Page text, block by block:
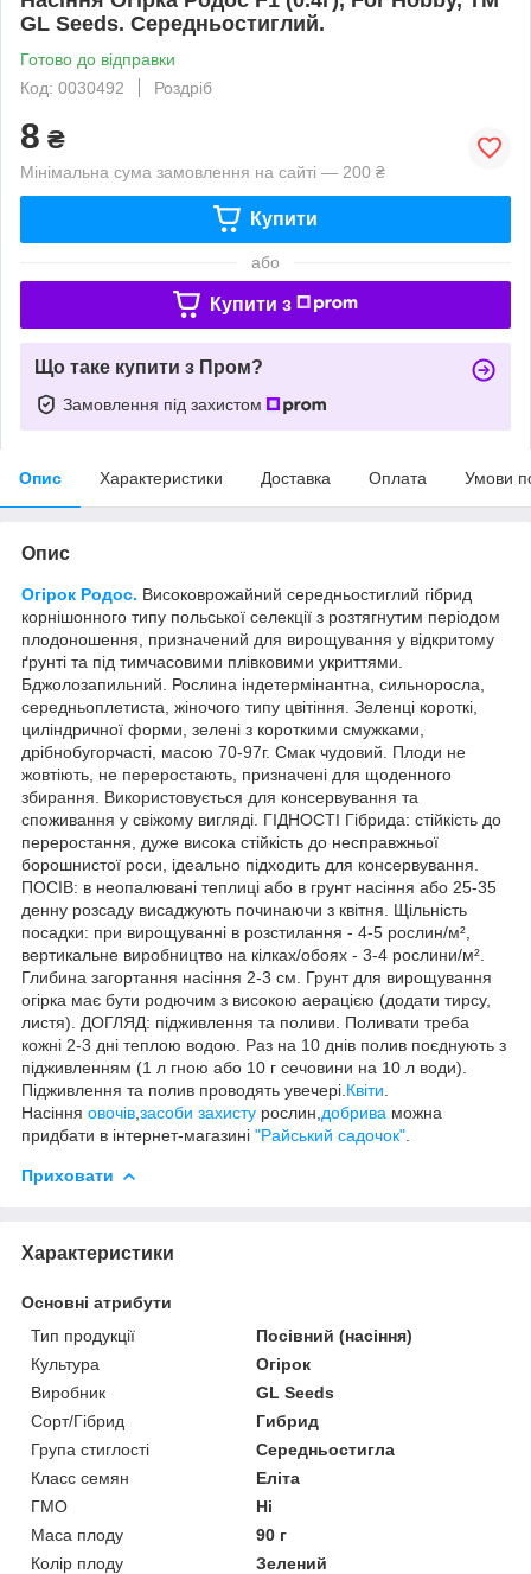
GL Seeds. Середньостиглий.
Готово до відправки
Код: 0030492
Роздріб
8 ₴
Мінімальна сума замовлення на сайті — 200 ₴
Купити
або
Купити з
Що таке купити з Пром?
Замовлення під захистом
Опис Характеристики Доставка Оплата Умови
Опис
Огірок Родос. Високоврожайний середньостиглий гібрид
корнішонного типу польської селекції з розтягнутим періодом
плодоношення, призначений для вирощування у відкритому
ґрунті та під тимчасовими плівковими укриттями.
Бджолозапильний. Рослина індетермінантна, сильноросла,
середньоплетиста, жіночого типу цвітіння. Зеленці короткі,
циліндричної форми, зелені з короткими смужками,
дрібнобугорчасті, масою 70-97г. Смак чудовий. Плоди не
жовтіють, не переростають, призначені для щоденного
збирання. Використовується для консервування та
споживання у свіжому вигляді. ГІДНОСТІ Гібрида: стійкість до
переростання, дуже висока стійкість до несправжньої
борошнистої роси, ідеально підходить для консервування.
ПОСІВ: в неопалювані теплиці або в грунт насіння або 25-35
денну розсаду висаджують починаючи з квітня. Щільність
посадки: при вирощуванні в розстилання - 4-5 рослин/м²,
вертикальне виробництво на кілках/обоях - 3-4 рослини/м².
Глибина загортання насіння 2-3 см. Грунт для вирощування
огірка має бути родючим з високою аерацією (додати тирсу,
листя). ДОГЛЯД: підживлення та поливи. Поливати треба
кожні 2-3 дні теплою водою. Раз на 10 днів полив поєднують з
підживленням (1 л гною або 10 г сечовини на 10 л води).
Підживлення та полив проводять увечері. Квіти
Насіння овочів засоби захисту рослин, добрива можна
придбати в інтернет-магазині "Райський садочок"
Приховати
Характеристики
Основні атрибути
Тип продукції
Посівний (насіння)
Культура
Огірок
Виробник
GL Seeds
Сорт/Гібрид
Гибрид
Група стиглості
Середньостигла
Класс семян
Еліта
ГМО
Ні
Маса плоду
90 г
Колір плоду
Зелений